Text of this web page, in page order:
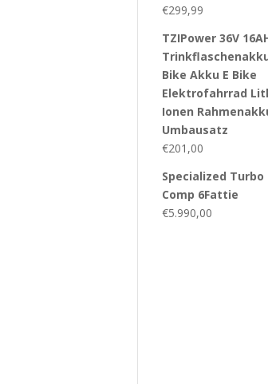
€299,99
TZIPower 36V
Bike Akku E Bike
Elektrofahrrad
Ionen
Umbausatz
€201,00
Specialized Turbo
Comp 6Fattie
€5.990,00